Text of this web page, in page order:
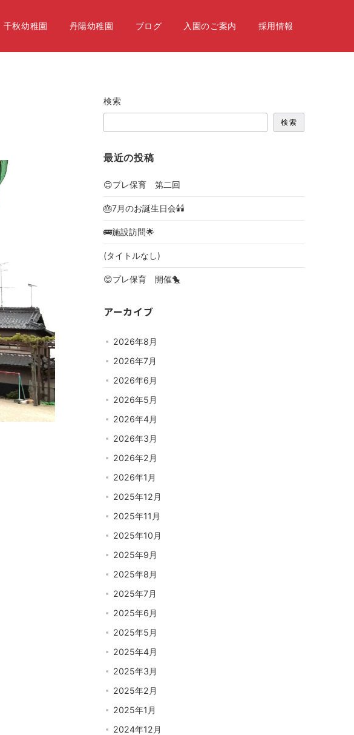
千秋幼稚園 丹陽幼稚園 ブログ 入園のご案内 採用情報
検索
検索
最近の投稿
😊プレ保育 第二回
🎂7月のお誕生日会🕯🕯
🚌施設訪問🌟
(タイトルなし)
😊プレ保育 開催🐤
アーカイブ
2026年8月
2026年7月
2026年6月
2026年5月
2026年4月
2026年3月
2026年2月
2026年1月
2025年12月
2025年11月
2025年10月
2025年9月
2025年8月
2025年7月
2025年6月
2025年5月
2025年4月
2025年3月
2025年2月
2025年1月
2024年12月